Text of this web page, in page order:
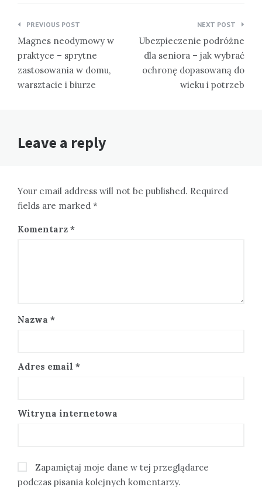
Nawigacja
wpisu
PREVIOUS POST
Magnes neodymowy w
praktyce – sprytne
zastosowania w domu,
warsztacie i biurze
NEXT POST
Ubezpieczenie podróżne
dla seniora – jak wybrać
ochronę dopasowaną do
wieku i potrzeb
Leave a reply
Your email address will not be published. Required
fields are marked *
Komentarz *
Nazwa *
Adres email *
Witryna internetowa
Zapamiętaj moje dane w tej przeglądarce
podczas pisania kolejnych komentarzy.